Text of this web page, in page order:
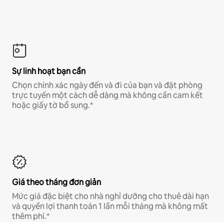
Sự linh hoạt bạn cần
Chọn chính xác ngày đến và đi của bạn và đặt phòng
trực tuyến một cách dễ dàng mà không cần cam kết
hoặc giấy tờ bổ sung.*
Giá theo tháng đơn giản
Mức giá đặc biệt cho nhà nghỉ dưỡng cho thuê dài hạn
và quyền lợi thanh toán 1 lần mỗi tháng mà không mất
thêm phí.*